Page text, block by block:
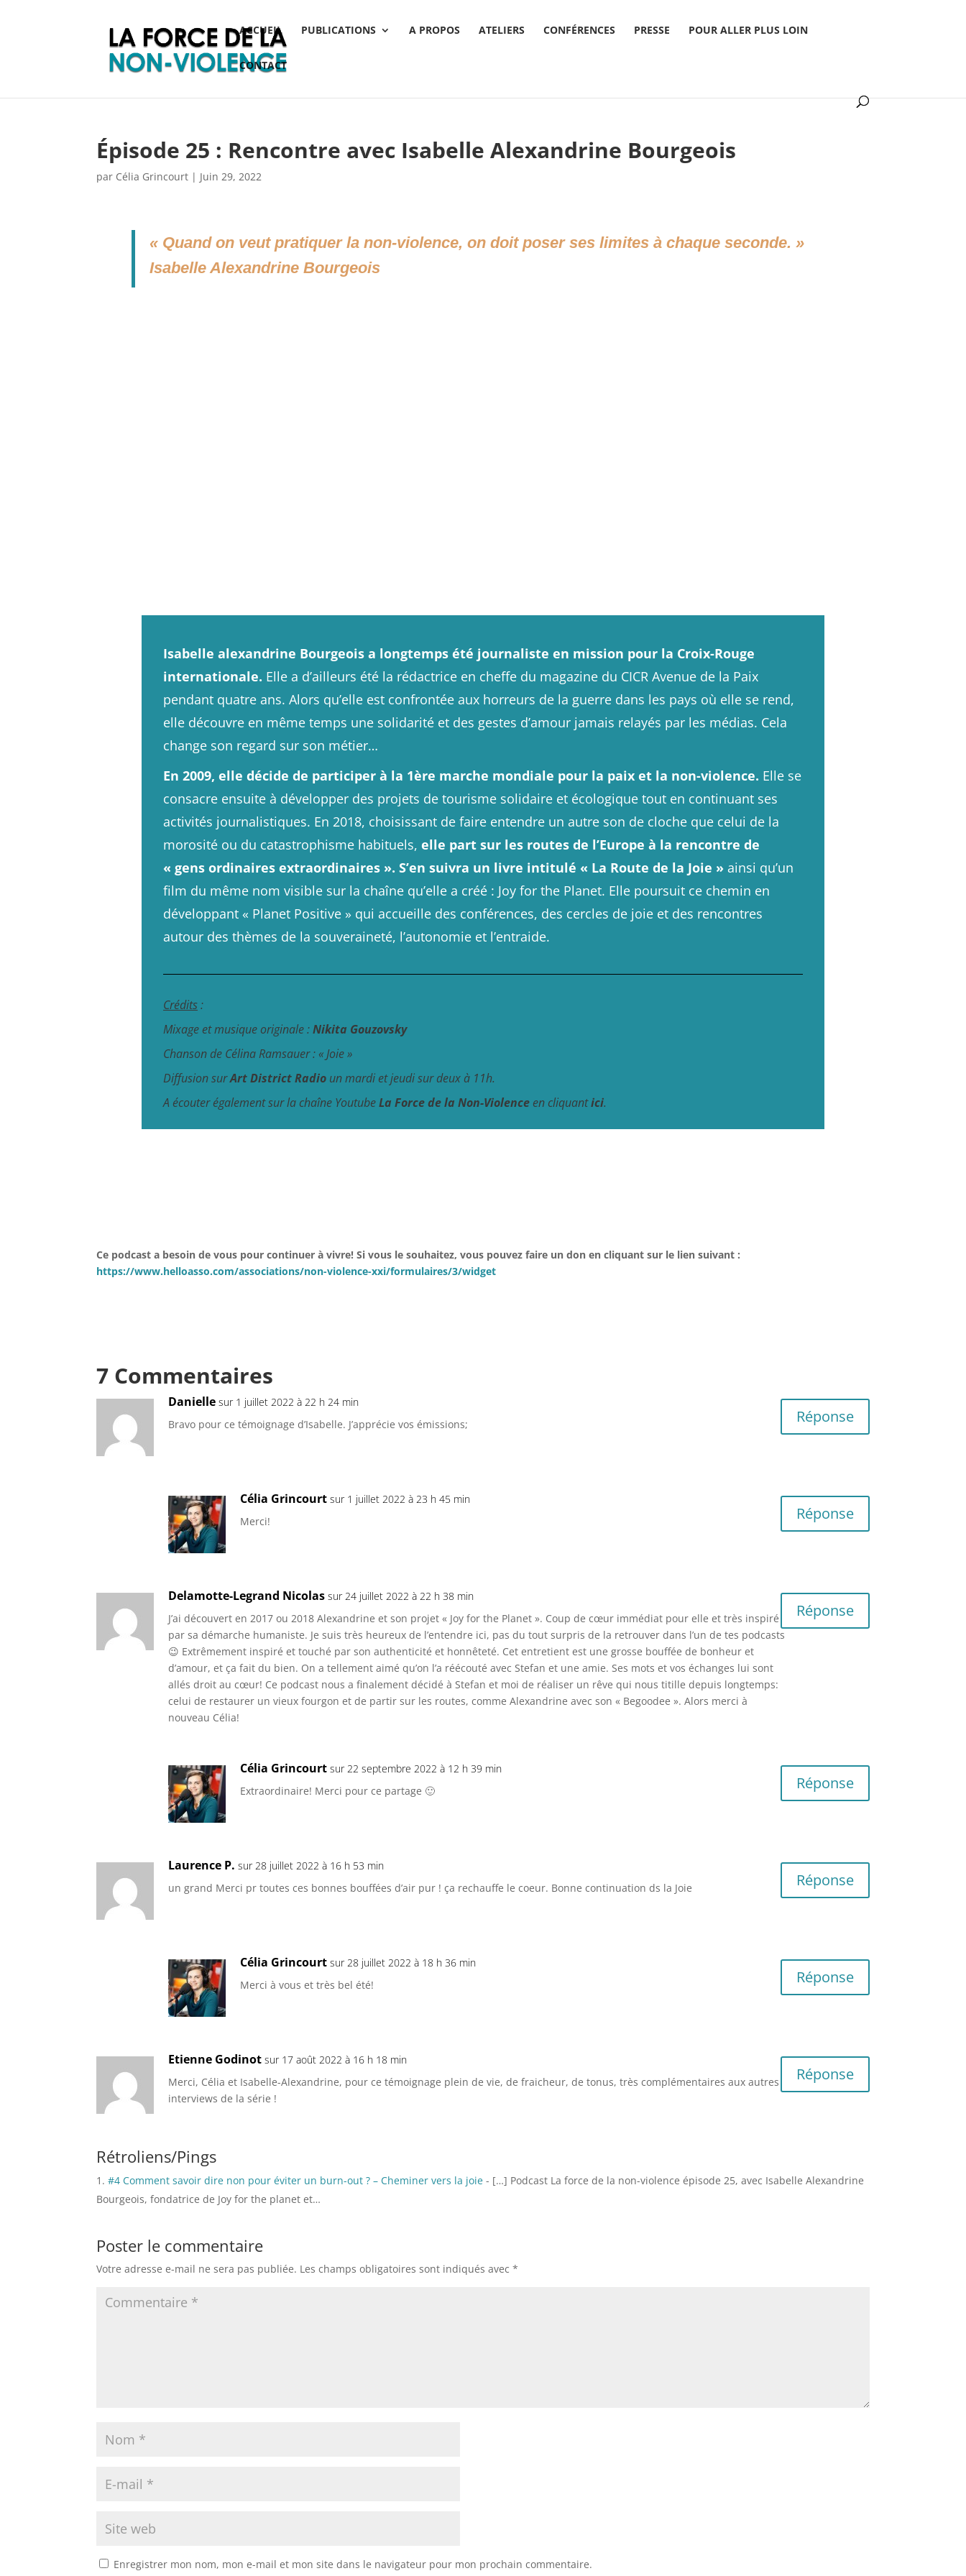
ACCUEIL PUBLICATIONS A PROPOS ATELIERS CONFÉRENCES PRESSE POUR ALLER PLUS LOIN
CONTACT
Épisode 25 : Rencontre avec Isabelle Alexandrine Bourgeois
par Célia Grincourt | Juin 29, 2022
« Quand on veut pratiquer la non-violence, on doit poser ses limites à chaque seconde. »
Isabelle Alexandrine Bourgeois
Isabelle alexandrine Bourgeois a longtemps été journaliste en mission pour la Croix-Rouge
internationale. Elle a d’ailleurs été la rédactrice en cheffe du magazine du CICR Avenue de la Paix
pendant quatre ans. Alors qu’elle est confrontée aux horreurs de la guerre dans les pays où elle se rend,
elle découvre en même temps une solidarité et des gestes d’amour jamais relayés par les médias. Cela
change son regard sur son métier…
En 2009, elle décide de participer à la 1ère marche mondiale pour la paix et la non-violence. Elle se
consacre ensuite à développer des projets de tourisme solidaire et écologique tout en continuant ses
activités journalistiques. En 2018, choisissant de faire entendre un autre son de cloche que celui de la
morosité ou du catastrophisme habituels, elle part sur les routes de l’Europe à la rencontre de
« gens ordinaires extraordinaires ». S’en suivra un livre intitulé « La Route de la Joie » ainsi qu’un
film du même nom visible sur la chaîne qu’elle a créé : Joy for the Planet. Elle poursuit ce chemin en
développant « Planet Positive » qui accueille des conférences, des cercles de joie et des rencontres
autour des thèmes de la souveraineté, l’autonomie et l’entraide.
Crédits:
Mixage et musique originale :Nikita Gouzovsky
Chanson de Célina Ramsauer :« Joie »
Diffusion surArt District Radio un mardi et jeudi sur deux à 11h.
A écouter également sur la chaîne YoutubeLa Force de la Non-Violence en cliquantici.
Ce podcast a besoin de vous pour continuer à vivre! Si vous le souhaitez, vous pouvez faire un don en cliquant sur le lien suivant :
https://www.helloasso.com/associations/non-violence-xxi/formulaires/3/widget
7 Commentaires
Danielle sur 1 juillet 2022 à 22 h 24 min
Bravo pour ce témoignage d’Isabelle. J’apprécie vos émissions;
Réponse
Célia Grincourt sur 1 juillet 2022 à 23 h 45 min
Merci!
Réponse
Delamotte-Legrand Nicolas sur 24 juillet 2022 à 22 h 38 min
J’ai découvert en 2017 ou 2018 Alexandrine et son projet « Joy for the Planet ». Coup de cœur immédiat pour elle et très inspiré
par sa démarche humaniste. Je suis très heureux de l’entendre ici, pas du tout surpris de la retrouver dans l’un de tes podcasts
😉 Extrêmement inspiré et touché par son authenticité et honnêteté. Cet entretient est une grosse bouffée de bonheur et
d’amour, et ça fait du bien. On a tellement aimé qu’on l’a réécouté avec Stefan et une amie. Ses mots et vos échanges lui sont
allés droit au cœur! Ce podcast nous a finalement décidé à Stefan et moi de réaliser un rêve qui nous titille depuis longtemps:
celui de restaurer un vieux fourgon et de partir sur les routes, comme Alexandrine avec son « Begoodee ». Alors merci à
nouveau Célia!
Réponse
Célia Grincourt sur 22 septembre 2022 à 12 h 39 min
Extraordinaire! Merci pour ce partage 🙂
Réponse
Laurence P. sur 28 juillet 2022 à 16 h 53 min
un grand Merci pr toutes ces bonnes bouffées d’air pur ! ça rechauffe le coeur. Bonne continuation ds la Joie
Réponse
Célia Grincourt sur 28 juillet 2022 à 18 h 36 min
Merci à vous et très bel été!
Réponse
Etienne Godinot sur 17 août 2022 à 16 h 18 min
Merci, Célia et Isabelle-Alexandrine, pour ce témoignage plein de vie, de fraicheur, de tonus, très complémentaires aux autres
interviews de la série !
Réponse
Rétroliens/Pings
#4 Comment savoir dire non pour éviter un burn-out ? – Cheminer vers la joie - […] Podcast La force de la non-violence épisode 25, avec Isabelle Alexandrine
Bourgeois, fondatrice de Joy for the planet et…
Poster le commentaire
Votre adresse e-mail ne sera pas publiée. Les champs obligatoires sont indiqués avec*
Enregistrer mon nom, mon e-mail et mon site dans le navigateur pour mon prochain commentaire.